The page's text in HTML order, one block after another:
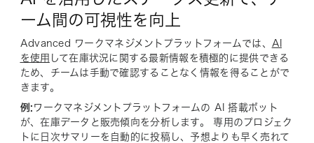
ーム間の可視性を向上
Advanced ワークマネジメントプラットフォームでは、 AI
を使用 して在庫状況に関する最新情報を積極的に提供できる
ため、チームは手動で確認することなく情報を得ることがで
きます。
例: ワークマネジメントプラットフォームの AI 搭載ボット
が、在庫データと販売傾向を分析します。 専用のプロジェク
トに日次サマリーを自動的に投稿し、予想よりも早く売れて